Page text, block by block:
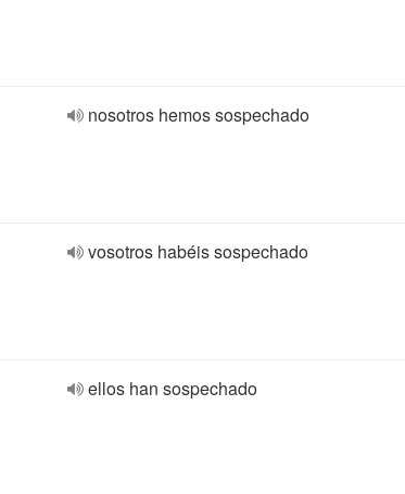
nosotros hemos sospechado
vosotros habéis sospechado
ellos han sospechado